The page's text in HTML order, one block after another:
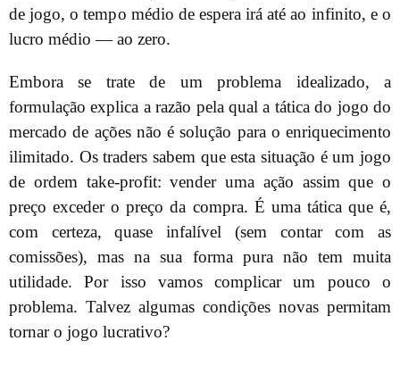
de jogo, o tempo médio de espera irá até ao infinito, e o
lucro médio — ao zero.
Embora se trate de um problema idealizado, a
formulação explica a razão pela qual a tática do jogo do
mercado de ações não é solução para o enriquecimento
ilimitado. Os traders sabem que esta situação é um jogo
de ordem take-profit: vender uma ação assim que o
preço exceder o preço da compra. É uma tática que é,
com certeza, quase infalível (sem contar com as
comissões), mas na sua forma pura não tem muita
utilidade. Por isso vamos complicar um pouco o
problema. Talvez algumas condições novas permitam
tornar o jogo lucrativo?